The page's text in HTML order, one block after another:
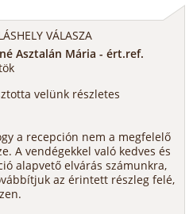
VÁLASZA
Asztalán Mária - ért.ref.
velünk részletes
a recepción nem a megfelelő
A vendégekkel való kedves és
alapvető elvárás számunkra,
az érintett részleg felé,